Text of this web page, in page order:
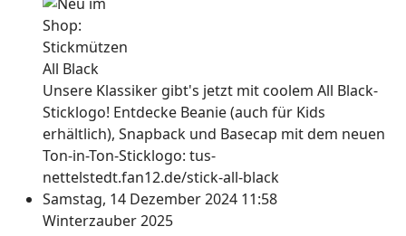
Unsere Klassiker gibt's jetzt mit coolem All Black-
Sticklogo! Entdecke Beanie (auch für Kids
erhältlich), Snapback und Basecap mit dem neuen
Ton-in-Ton-Sticklogo: tus-
nettelstedt.fan12.de/stick-all-black
Samstag, 14 Dezember 2024 11:58
Winterzauber 2025